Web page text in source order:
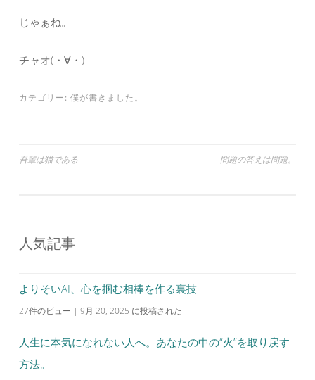
じゃぁね。
チャオ(・∀・)
カテゴリー: 僕が書きました。
投
ゲ
シ
ョ
吾輩は猫である 問題の答えは問題。
人気記事
よりそいAI、心を掴む相棒を作る裏技
27件のビュー | 9月 20, 2025 に投稿された
人生に本気になれない人へ。あなたの中の“火”を取り戻す
方法。